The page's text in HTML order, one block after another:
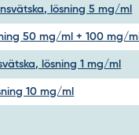
lösning 5 mg/ml
50 mg/ml + 100 mg/ml
lösning 1 mg/ml
10 mg/ml